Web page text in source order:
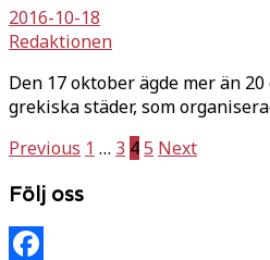
2016-10-18
Redaktionen
Den 17 oktober ägde mer än
grekiska städer, som
Sidnumrering
för
inlägg
Previous 1 … 3 45 Next
Följ oss